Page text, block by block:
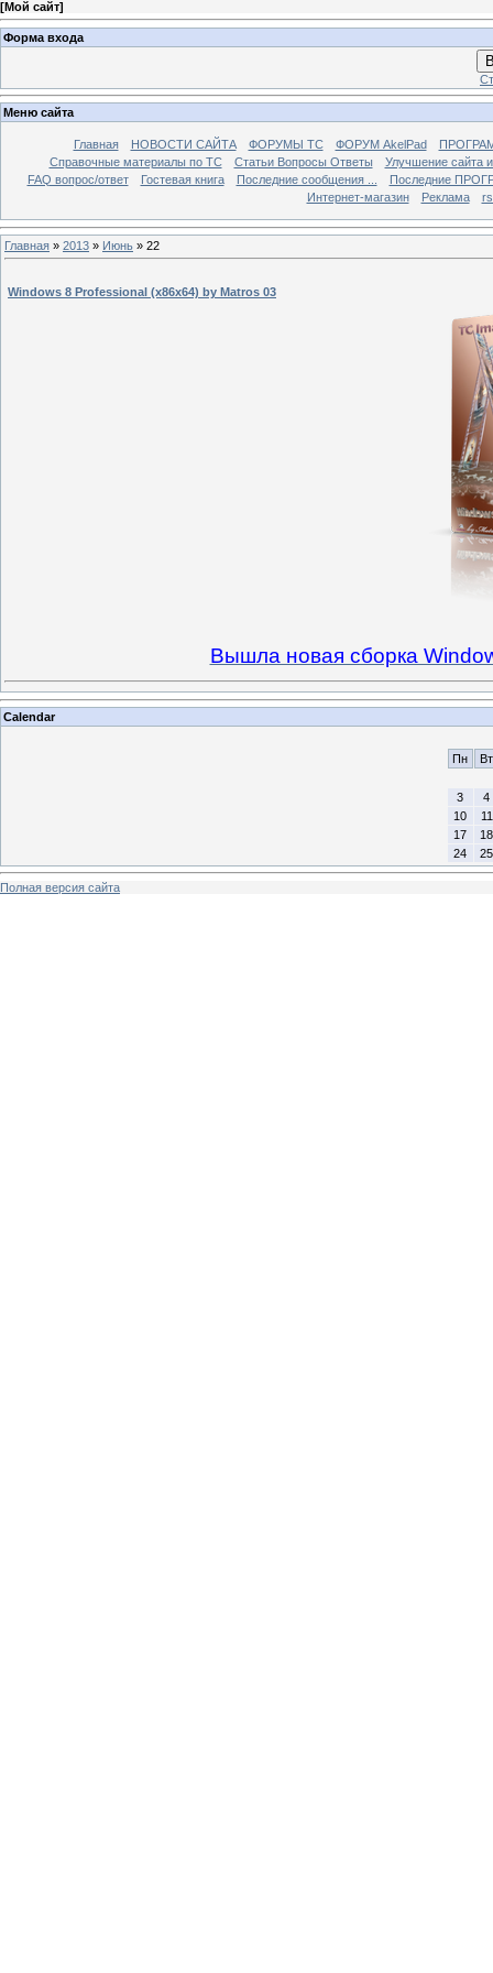
[Мой сайт]
Форма входа
Меню сайта
Главная НОВОСТИ САЙТА ФОРУМЫ TC ФОРУМ AkelPad
Справочные материалы по TС
Статьи Вопросы Ответы
Улучшение сайта
FAQ вопрос/ответ
Гостевая книга Последние сообщения ...
Последние
Интернет-магазин
Реклама
Главная » 2013 » Июнь » 22
Windows 8 Professional (x86x64) by Matros 03
Вышла новая сборка
Calendar
Пн Вт
3
4
10
11
17
18
24
25
Полная версия сайта